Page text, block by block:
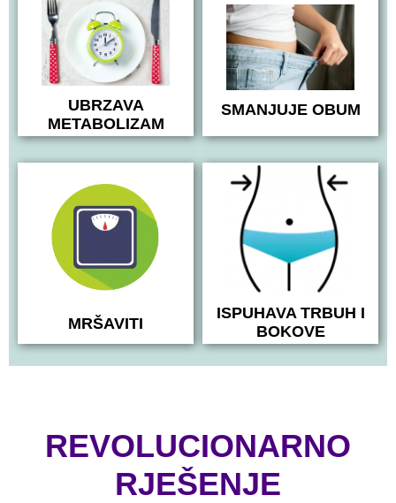
UBRZAVA
METABOLIZAM
SMANJUJE OBUM
MRŠAVITI
ISPUHAVA TRBUH I
BOKOVE
REVOLUCIONARNO
RJEŠENJE